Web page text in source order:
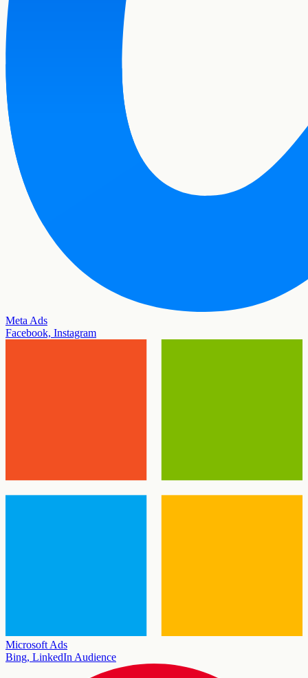
Meta Ads
Facebook, Instagram
Microsoft Ads
Bing, LinkedIn Audience